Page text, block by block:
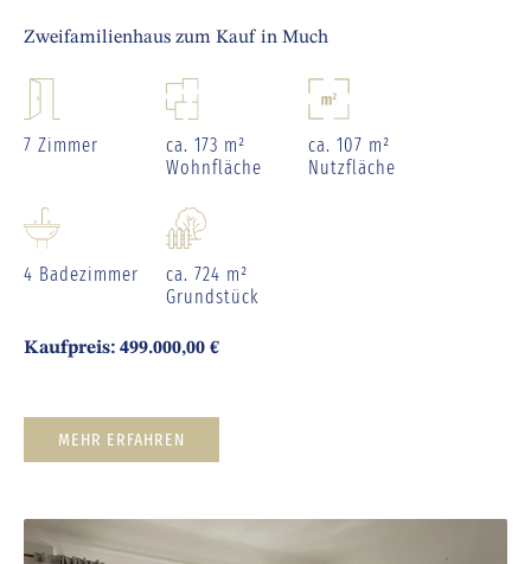
Zweifamilienhaus zum Kauf in Much
7 Zimmer
ca. 173 m²
Wohnfläche
ca. 107 m²
Nutzfläche
4 Badezimmer
ca. 724 m²
Grundstück
Kaufpreis: 499.000,00 €
MEHR ERFAHREN